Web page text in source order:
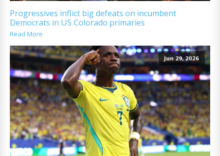
Progressives inflict big defeats on incumbent
Democrats in US Colorado primaries
Read More
Jun 29, 2026